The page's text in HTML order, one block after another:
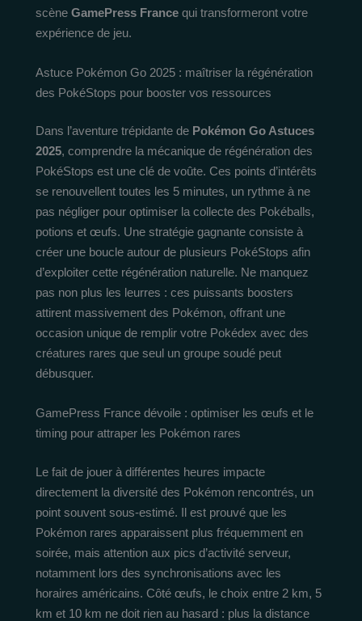
scène GamePress France qui transformeront votre
expérience de jeu.
Astuce Pokémon Go 2025 : maîtriser la régénération
des PokéStops pour booster vos ressources
Dans l’aventure trépidante de Pokémon Go Astuces
2025, comprendre la mécanique de régénération des
PokéStops est une clé de voûte. Ces points d’intérêts
se renouvellent toutes les 5 minutes, un rythme à ne
pas négliger pour optimiser la collecte des Pokéballs,
potions et œufs. Une stratégie gagnante consiste à
créer une boucle autour de plusieurs PokéStops afin
d’exploiter cette régénération naturelle. Ne manquez
pas non plus les leurres : ces puissants boosters
attirent massivement des Pokémon, offrant une
occasion unique de remplir votre Pokédex avec des
créatures rares que seul un groupe soudé peut
débusquer.
GamePress France dévoile : optimiser les œufs et le
timing pour attraper les Pokémon rares
Le fait de jouer à différentes heures impacte
directement la diversité des Pokémon rencontrés, un
point souvent sous-estimé. Il est prouvé que les
Pokémon rares apparaissent plus fréquemment en
soirée, mais attention aux pics d’activité serveur,
notamment lors des synchronisations avec les
horaires américains. Côté œufs, le choix entre 2 km, 5
km et 10 km ne doit rien au hasard : plus la distance